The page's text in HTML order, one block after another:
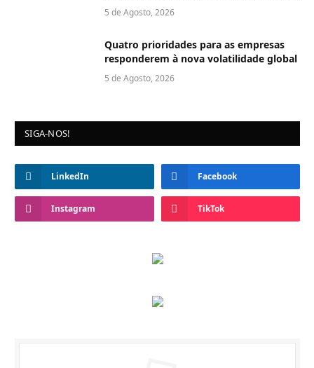
5 de Agosto, 2026
Quatro prioridades para as empresas
responderem à nova volatilidade global
5 de Agosto, 2026
SIGA-NOS!
LinkedIn Facebook
Instagram TikTok